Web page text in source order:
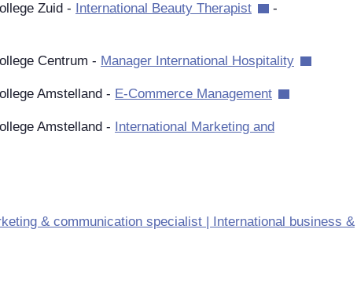
Zuid - International Beauty Therapist
-
Centrum - Manager International Hospitality
Amstelland - E-Commerce Management
Amstelland - International Marketing and
& communication specialist | International business &